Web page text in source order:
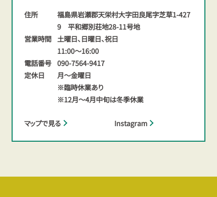
住所
福島県岩瀬郡天栄村大字田良尾字芝草1-427
9 平和郷別荘地28-11号地
営業時間 土曜日、日曜日、祝日
11:00～16:00
電話番号 090-7564-9417
定休日
月～金曜日
※臨時休業あり
※12月～4月中旬は冬季休業
マップで見る Instagram